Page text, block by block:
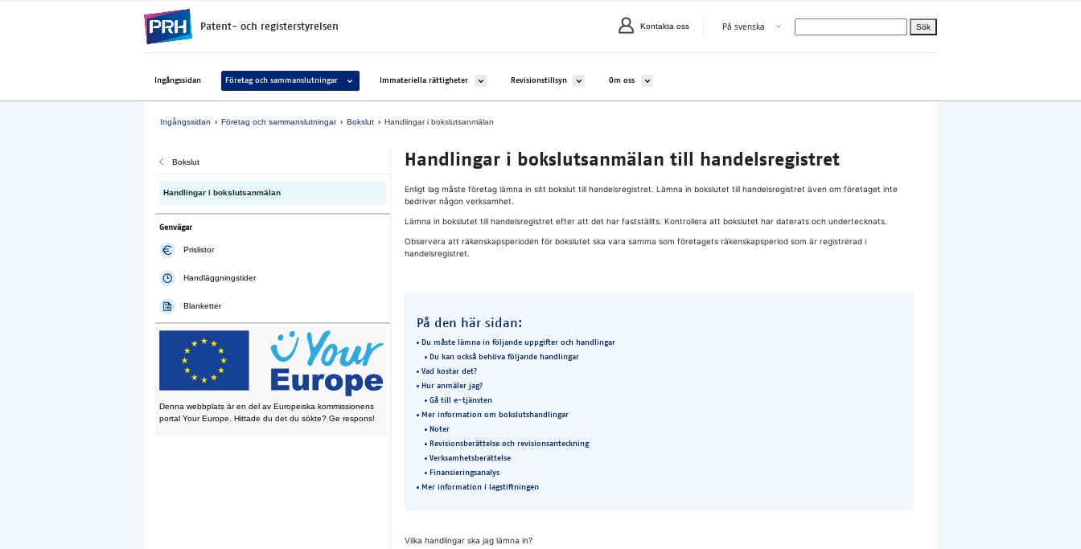
Patent- och registerstyrelsen Kontakta oss Välj språk
På svenska Öppna menyn Sök
Ingångssidan Företag och sammanslutningar Avaa alavalikko kohteelle Företag och sammanslutningar
Immateriella rättigheter Avaa alavalikko kohteelle Immateriella rättigheter
Revisionstillsyn Avaa alavalikko kohteelle Revisionstillsyn
Om oss Avaa alavalikko kohteelle Om oss
Ingångssidan Företag och sammanslutningar Bokslut Handlingar i bokslutsanmälan
Hand­ling­ar i bok­slut­san­mä­lan till han­dels­re­gist­ret
Enligt lag måste företag lämna in sitt bokslut till handelsregistret. Lämna in bokslutet till handelsregistret även om företaget inte
bedriver någon verksamhet.
Lämna in bokslutet till handelsregistret efter att det har fastställts. Kontrollera att bokslutet har daterats och undertecknats.
Observera att räkenskapsperioden för bokslutet ska vara samma som företagets räkenskapsperiod som är registrerad i
handelsregistret.
På den här sidan:
Du måste lämna in följande uppgifter och handlingar
Du kan också behöva följande handlingar
Vad kostar det?
Hur anmäler jag?
Gå till e-tjänsten
Mer information om bokslutshandlingar
Noter
Revisionsberättelse och revisionsanteckning
Verksamhetsberättelse
Finansieringsanalys
Mer information i lagstiftningen
Vilka handlingar ska jag lämna in?
Bokslut
Handlingar i bokslutsanmälan
Genvägar
Prislistor
Handläggningstider
Blanketter
Den­na webb­plats är en del av Eu­ro­pe­is­ka kom­mis­sio­nens
por­tal Your Eu­ro­pe. Hit­ta­de du det du sök­te? Ge re­spons!